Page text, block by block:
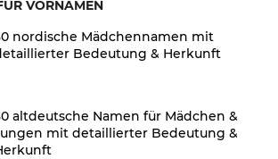
VORNAMEN
nordische Mädchennamen mit
Bedeutung & Herkunft
altdeutsche Namen für Mädchen &
mit detaillierter Bedeutung &